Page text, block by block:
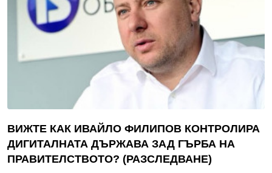
ВИЖТЕ КАК ИВАЙЛО ФИЛИПОВ КОНТРОЛИРА
ДИГИТАЛНАТА ДЪРЖАВА ЗАД ГЪРБА НА
ПРАВИТЕЛСТВОТО? (РАЗСЛЕДВАНЕ)